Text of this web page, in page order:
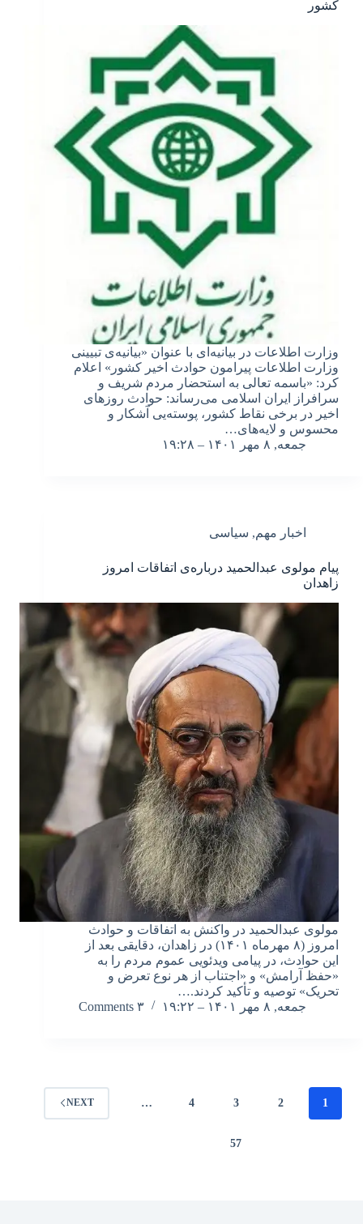
کشور
وزارت اطلاعات در بیانیه‌ای با عنوان «بیانیه‌ی تبیینی
وزارت اطلاعات پیرامون حوادث اخیر کشور» اعلام
کرد: «باسمه تعالی به استحضار مردم شریف و
سرافراز ایران اسلامی می‌رساند: حوادث روزهای
اخیر در برخی نقاط کشور، پوسته‌یی آشکار و
محسوس و لایه‌های…
جمعه, ۸ مهر ۱۴۰۱ – ۱۹:۲۸
اخبار مهم, سیاسی
پیام مولوی عبدالحمید درباره‌ی اتفاقات امروز
زاهدان
مولوی عبدالحمید در واکنش به اتفاقات و حوادث
امروز (۸ مهرماه ۱۴۰۱) در زاهدان، دقایقی بعد از
این حوادث، در پیامی ویدئویی عموم مردم را به
«حفظ آرامش» و «اجتناب از هر نوع تعرض و
تحریک» توصیه و تأکید کردند.…
جمعه, ۸ مهر ۱۴۰۱ – ۱۹:۲۲
۳ Comments
1
2
3
4
…
57
NEXT